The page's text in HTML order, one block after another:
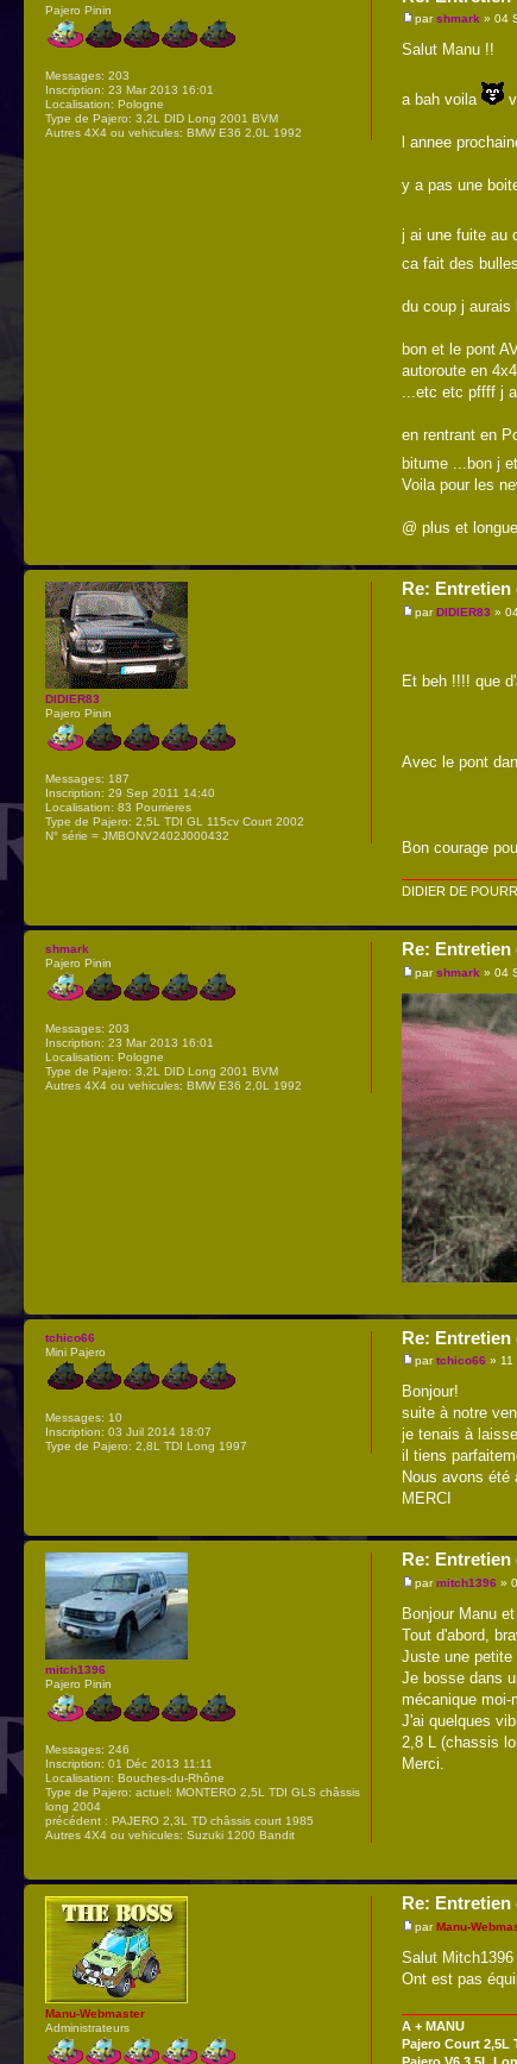
parshmark » 04
Salut Manu !!
a bah voila
l annee
y a pas une
j ai une fuite au
ca fait des
du coup j
bon et le pont
autoroute en
...etc etc pffff j
en rentrant en
bitume ...bon j
Voila pour les
@ plus et
Pajero Pinin
Messages: 203
Inscription: 23 Mar 2013 16:01
Localisation: Pologne
Type de Pajero: 3,2L DID Long 2001 BVM
Autres 4X4 ou vehicules: BMW E36 2,0L 1992
Re: Entretien
parDIDIER83 »
Et beh !!!! que
Avec le pont
Bon courage
DIDIER DE
DIDIER83
Pajero Pinin
Messages: 187
Inscription: 29 Sep 2011 14:40
Localisation: 83 Pourrieres
Type de Pajero: 2,5L TDI GL 115cv Court 2002
N° série = JMBONV2402J000432
Re: Entretien
parshmark » 04
shmark
Pajero Pinin
Messages: 203
Inscription: 23 Mar 2013 16:01
Localisation: Pologne
Type de Pajero: 3,2L DID Long 2001 BVM
Autres 4X4 ou vehicules: BMW E36 2,0L 1992
Re: Entretien
partchico66 » 11
Bonjour!
suite à notre
je tenais à
il tiens
Nous avons été
MERCI
tchico66
Mini Pajero
Messages: 10
Inscription: 03 Juil 2014 18:07
Type de Pajero: 2,8L TDI Long 1997
Re: Entretien
parmitch1396 »
Bonjour Manu
Tout d'abord,
Juste une petite
Je bosse dans
mécanique moi-
J'ai quelques
2,8 L (chassis
Merci.
mitch1396
Pajero Pinin
Messages: 246
Inscription: 01 Déc 2013 11:11
Localisation: Bouches-du-Rhône
Type de Pajero: actuel: MONTERO 2,5L TDI GLS châssis
long 2004
précédent : PAJERO 2,3L TD châssis court 1985
Autres 4X4 ou vehicules: Suzuki 1200 Bandit
Re: Entretien
parManu-
Salut Mitch1396
Ont est pas
A + MANU
Pajero Court 2,5L
Manu-Webmaster
Administrateurs